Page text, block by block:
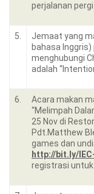
perjalanan
5.
Jemaat yang
bahasa
menghubungi
adalah
6.
Acara makan
“Melimpah
25 Nov di
Pdt.Matthew
games dan
http://bit.ly/
registrasi untuk